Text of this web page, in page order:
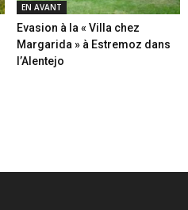
EN AVANT
Evasion à la « Villa chez
Margarida » à Estremoz dans
l’Alentejo